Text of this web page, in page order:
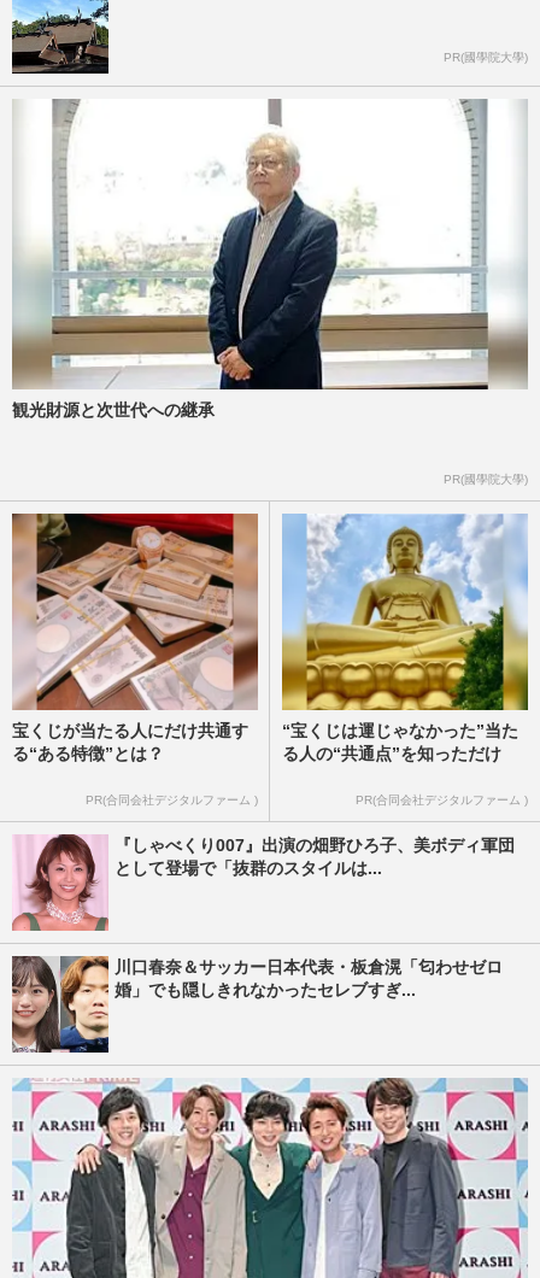
PR(國學院大學)
観光財源と次世代への継承
PR(國學院大學)
宝くじが当たる人にだけ共通す
る“ある特徴”とは？
PR(合同会社デジタルファーム )
“宝くじは運じゃなかった”当た
る人の“共通点”を知っただけ
PR(合同会社デジタルファーム )
『しゃべくり007』出演の畑野ひろ子、美ボディ軍団
として登場で「抜群のスタイルは...
川口春奈＆サッカー日本代表・板倉滉「匂わせゼロ
婚」でも隠しきれなかったセレブすぎ...